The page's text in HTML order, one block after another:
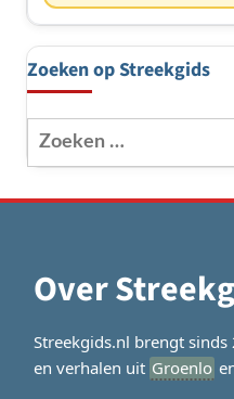
Zoeken op Streekgids
Zoeken
naar:
Over
Streekgids.nl brengt
en verhalen uit Groenlo